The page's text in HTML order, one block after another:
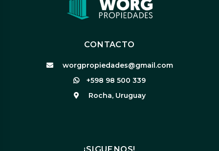
CONTACTO
worgpropiedades@gmail.com
+598 98 500 339
Rocha, Uruguay